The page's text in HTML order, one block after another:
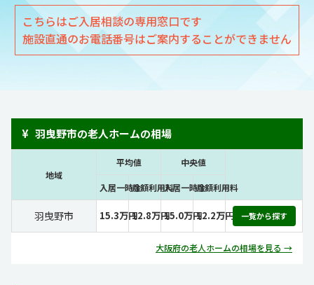
こちらはご入居相談の専用窓口です
施設直通のお電話番号はご案内することができません
¥ 羽曳野市の老人ホームの相場
地域
平均値 中央値
入居一時金月額利用料入居一時金月額利用料
羽曳野市 15.3万円12.8万円15.0万円12.2万円 一覧から探す
大阪府の老人ホームの相場を見る →